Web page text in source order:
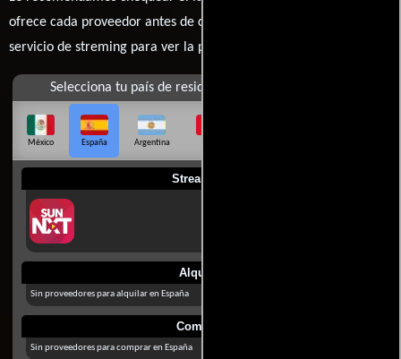
ofrece cada proveedor antes de comprar, alquilar o contratar un
servicio de streming para ver la películas.
Selecciona tu país de residencia
México España Argentina
Streaming
Alquilar
Sin proveedores para alquilar en España
Comprar
Sin proveedores para comprar en España